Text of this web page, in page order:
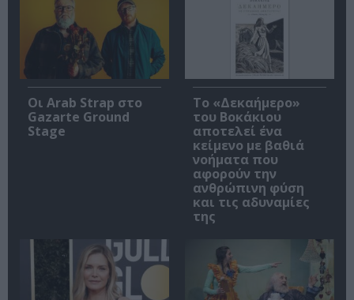
Οι Arab Strap στο
Gazarte Ground
Stage
Το «Δεκαήμερο»
του Βοκάκιου
αποτελεί ένα
κείμενο με βαθιά
νοήματα που
αφορούν την
ανθρώπινη φύση
και τις αδυναμίες
της